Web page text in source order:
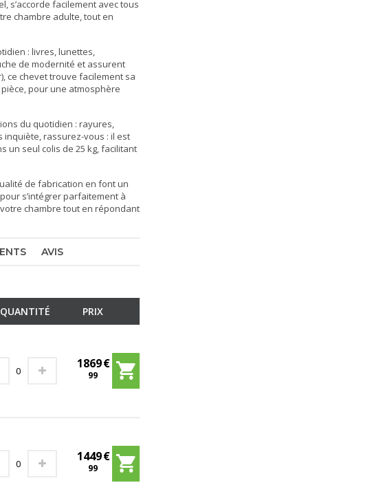
s’accorde facilement avec tous
chambre adulte, tout en
: livres, lunettes,
de modernité et assurent
ce chevet trouve facilement sa
pour une atmosphère
du quotidien : rayures,
inquiète, rassurez-vous : il est
un seul colis de 25 kg, facilitant
de fabrication en font un
s’intégrer parfaitement à
chambre tout en répondant
AVIS
QUANTITÉ PRIX
1869€
99
1449€
99